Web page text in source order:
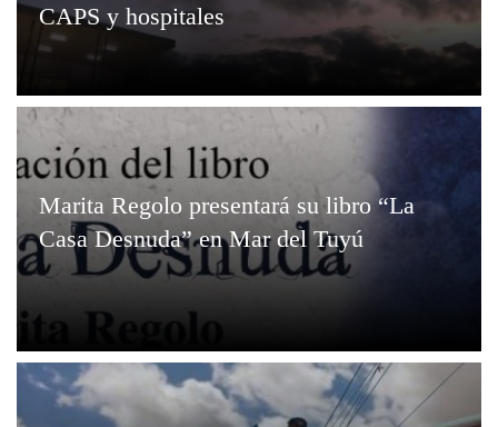
CAPS y hospitales
Marita Regolo presentará su libro “La
Casa Desnuda” en Mar del Tuyú